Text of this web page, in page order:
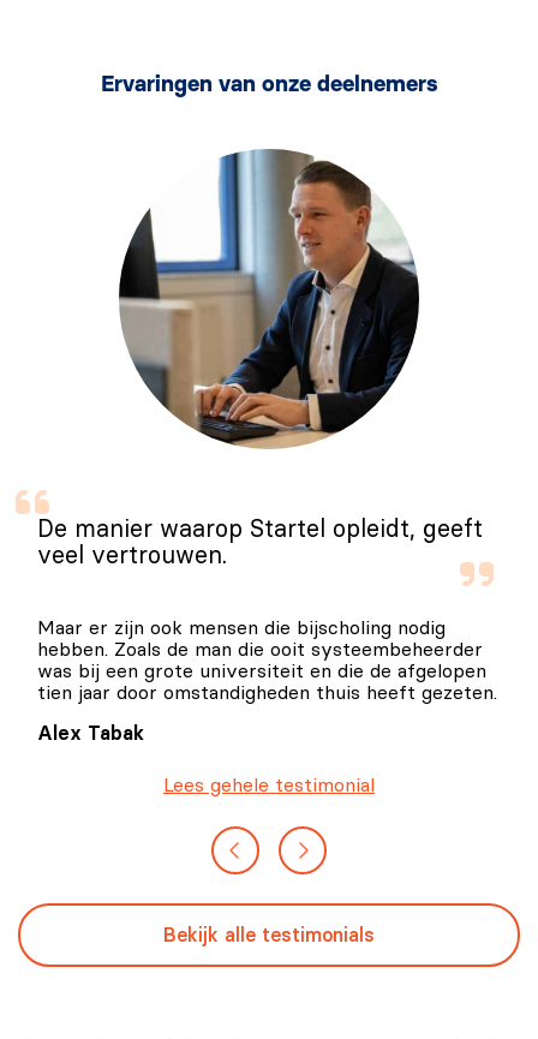
Ervaringen van onze deelnemers
De manier waarop Startel opleidt, geeft
veel vertrouwen.
Maar er zijn ook mensen die bijscholing nodig
hebben. Zoals de man die ooit systeembeheerder
was bij een grote universiteit en die de afgelopen
tien jaar door omstandigheden thuis heeft gezeten.
Alex Tabak
Lees gehele testimonial
Bekijk alle testimonials